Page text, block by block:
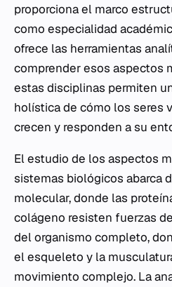
proporciona el marco
como especialidad
ofrece las herramientas
comprender esos aspectos
estas disciplinas permiten
holística de cómo los seres
crecen y responden a su
El estudio de los aspectos
sistemas biológicos abarca
molecular, donde las
colágeno resisten fuerzas
del organismo completo,
el esqueleto y la
movimiento complejo. La